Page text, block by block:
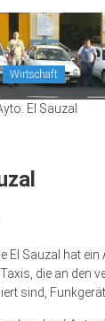
Wirtschaft
El Sauzal
El Sauzal hat
die an den
sind,